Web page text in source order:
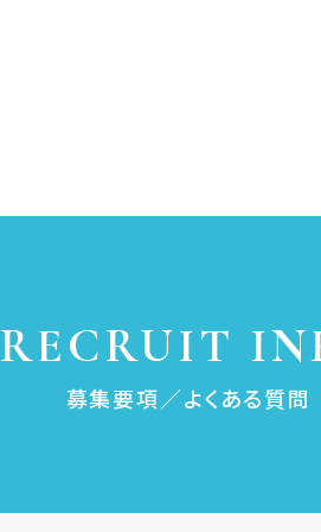
RECRUIT
募集要項／よくある質問